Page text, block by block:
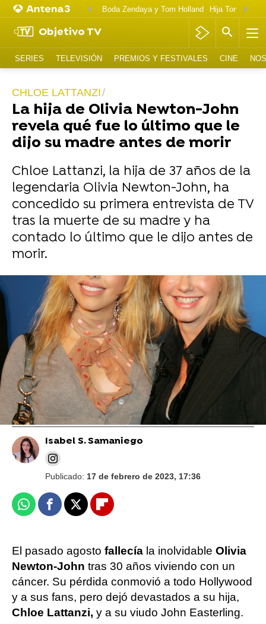
Boda Zendaya y Tom Holland Hija Tom
Objetivo TV
SERIES TELEVISIÓN PREMIOS Y FESTIVALES CINE
CHLOE LATTANZI
La hija de Olivia Newton-John
revela qué fue lo último que le
dijo su madre antes de morir
Chloe Lattanzi, la hija de 37 años de la
legendaria Olivia Newton-John, ha
concedido su primera entrevista de TV
tras la muerte de su madre y ha
contado lo último que le dijo antes de
morir.
La lucha de Olivia Newton-John por salvar a
su única hija de las adicciones y la anorexia
El emotivo homenaje a Olivia Newton-John de
su desconocida hija Chloe, que ha heredado
sus ojos
Isabel S. Samaniego
Publicado: 17 de febrero de 2023, 17:36
WhatsappFacebook
X Flipboard
El pasado agosto fallecía la inolvidable Olivia
Newton-John tras 30 años viviendo con un
cáncer. Su pérdida conmovió a todo Hollywood
y a sus fans, pero dejó devastados a su hija,
Chloe Lattanzi, y a su viudo John Easterling.